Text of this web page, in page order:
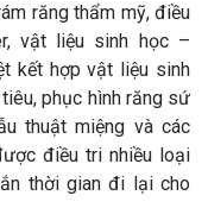
răng thẩm mỹ, điều
vật liệu sinh học –
kết hợp vật liệu sinh
phục hình răng sứ
thuật miệng và các
điều tri nhiều loại
thời gian đi lại cho